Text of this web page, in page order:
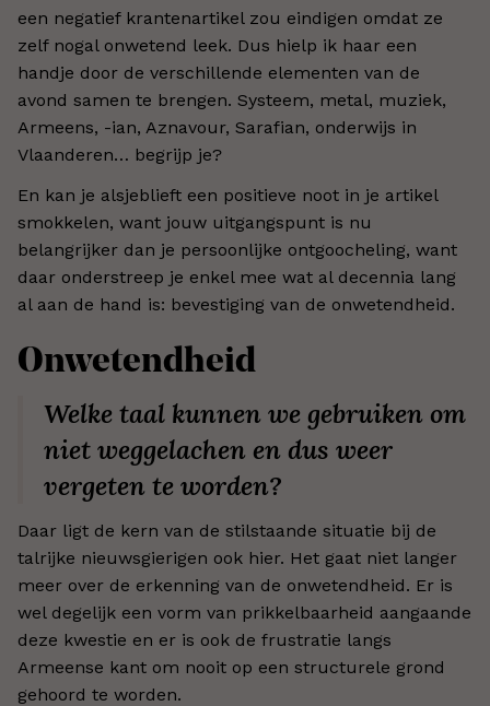
een negatief krantenartikel zou eindigen omdat ze
zelf nogal onwetend leek. Dus hielp ik haar een
handje door de verschillende elementen van de
avond samen te brengen. Systeem, metal, muziek,
Armeens, -ian, Aznavour, Sarafian, onderwijs in
Vlaanderen… begrijp je?
En kan je alsjeblieft een positieve noot in je artikel
smokkelen, want jouw uitgangspunt is nu
belangrijker dan je persoonlijke ontgoocheling, want
daar onderstreep je enkel mee wat al decennia lang
al aan de hand is: bevestiging van de onwetendheid.
Onwetendheid
Welke taal kunnen we gebruiken om
niet weggelachen en dus weer
vergeten te worden?
Daar ligt de kern van de stilstaande situatie bij de
talrijke nieuwsgierigen ook hier. Het gaat niet langer
meer over de erkenning van de onwetendheid. Er is
wel degelijk een vorm van prikkelbaarheid aangaande
deze kwestie en er is ook de frustratie langs
Armeense kant om nooit op een structurele grond
gehoord te worden.